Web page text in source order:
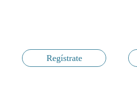
Regístrate